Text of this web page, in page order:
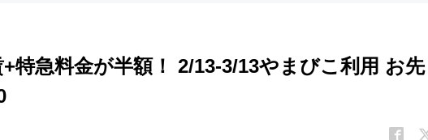
特急料金が半額！ 2/13-3/13やまびこ利用 お先